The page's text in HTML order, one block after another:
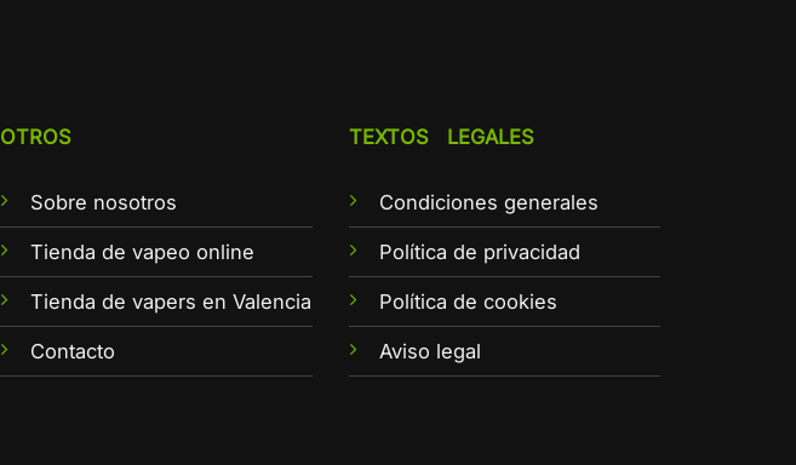
OTROS
Sobre nosotros
Tienda de vapeo online
Tienda de vapers en Valencia
Contacto
TEXTOS LEGALES
Condiciones generales
Política de privacidad
Política de cookies
Aviso legal